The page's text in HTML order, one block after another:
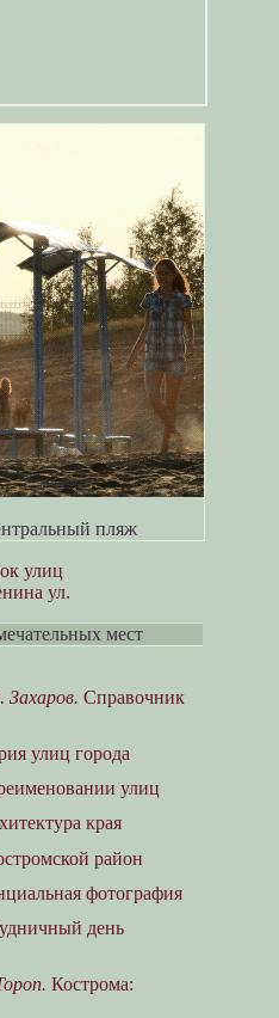
пляж
улиц
ул.
мест
Справочник
улиц города
улиц
края
район
фотография
день
Кострома: